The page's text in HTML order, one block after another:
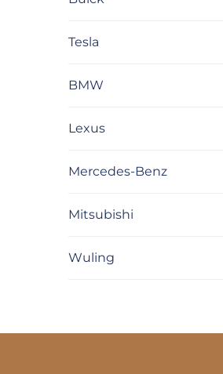
Tesla
BMW
Lexus
Mercedes-Benz
Mitsubishi
Wuling